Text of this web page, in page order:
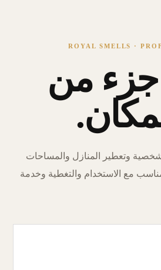
ROYAL SMELLS ·
جزء من
وتعطير المنازل والمساحات
مع الاستخدام والتغطية وخدمة